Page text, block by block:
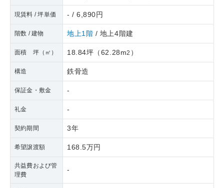
現賃料 / 坪単価 - / 6,890円
階数 / 建物 地上1階 / 地上4階建
面積 坪（㎡） 18.84坪 （62.28m2 ）
構造 鉄骨造
保証金・敷金 -
礼金 -
契約期間 3年
希望譲渡額 168.5万円
共益費および管
理費
-